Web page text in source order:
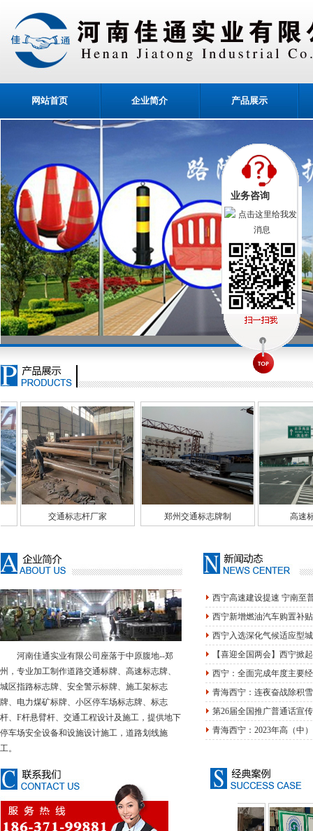
网站首页 企业简介 产品展示
郑州交通标志牌制 高速标志牌生
河南佳通实业有限公司座落于中原腹地--郑
州，专业加工制作道路交通标牌、高速标志牌、
城区指路标志牌、安全警示标牌、施工架标志
牌、电力煤矿标牌、小区停车场标志牌、标志
杆、F杆悬臂杆、交通工程设计及施工，提供地下
停车场安全设备和设施设计施工，道路划线施
工。
西宁高速建设提速 宁南至
西宁新增燃油汽车购置补贴
西宁入选深化气候适应型
【喜迎全国两会】西宁掀
西宁：全面完成年度主要
青海西宁：连夜奋战除积
第26届全国推广普通话宣
青海西宁：2023年高（中
业务咨询